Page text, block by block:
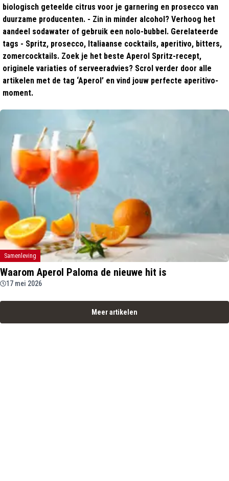
biologisch geteelde citrus voor je garnering en prosecco van
duurzame producenten. - Zin in minder alcohol? Verhoog het
aandeel sodawater of gebruik een nolo-bubbel. Gerelateerde
tags - Spritz, prosecco, Italiaanse cocktails, aperitivo, bitters,
zomercocktails. Zoek je het beste Aperol Spritz-recept,
originele variaties of serveeradvies? Scrol verder door alle
artikelen met de tag ‘Aperol’ en vind jouw perfecte aperitivo-
moment.
Samenleving
Waarom Aperol Paloma de nieuwe hit is
17 mei 2026
Meer artikelen